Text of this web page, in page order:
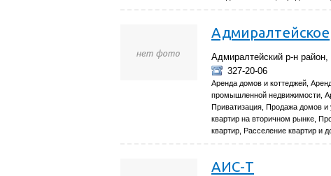
Адмиралтейское
Адмиралтейский р-н район,
327-20-06
Аренда домов и коттеджей,
промышленной недвижимости,
Приватизация, Продажа домов и
квартир на вторичном рынке,
квартир, Расселение квартир и
АИС-Т